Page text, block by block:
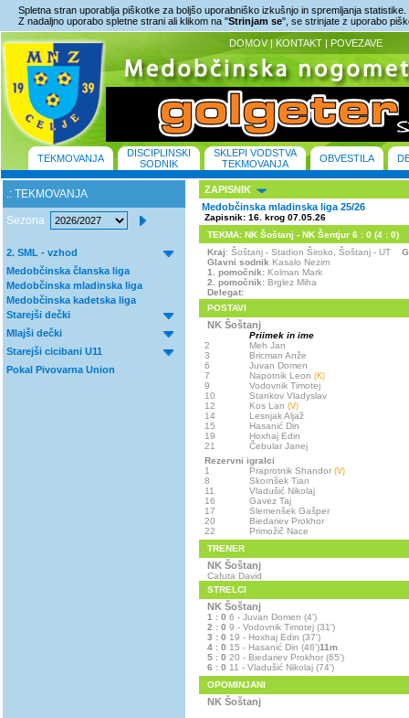
Spletna stran uporablja piškotke za boljšo uporabniško izkušnjo in spremljanja statistike.
Z nadaljno uporabo spletne strani ali klikom na "Strinjam se", se strinjate z uporabo
DOMOV | KONTAKT | POVEZAVE
TEKMOVANJA
DISCIPLINSKI
SODNIK
SKLEPI VODSTVA
TEKMOVANJA
OBVESTILA
.: TEKMOVANJA
Sezona
2. SML - vzhod
Medobčinska članska liga
Medobčinska mladinska liga
Medobčinska kadetska liga
Starejši dečki
Mlajši dečki
Starejši cicibani U11
Pokal Pivovarna Union
ZAPISNIK
Medobčinska mladinska liga 25/26
Zapisnik: 16. krog 07.05.26
TEKMA: NK Šoštanj - NK Šentjur 6 : 0 (4 : 0)
Kraj: Šoštanj - Stadion Široko, Šoštanj - UT
Glavni sodnik Kasalo Nezim
1. pomočnik: Kolman Mark
2. pomočnik: Brglez Miha
Delegat:
POSTAVI
NK Šoštanj
Priimek in ime
2
Meh Jan
3
Bricman Anže
6
Juvan Domen
7
Napotnik Leon (K)
9
Vodovnik Timotej
10
Stankov Vladyslav
12
Kos Lan (V)
14
Lesnjak Aljaž
15
Hasanić Din
19
Hoxhaj Edin
21
Čebular Janej
Rezervni igralci
1
Praprotnik Shandor (V)
8
Skornšek Tian
11
Vladušić Nikolaj
16
Gavez Taj
17
Slemenšek Gašper
20
Biedariev Prokhor
22
Primožič Nace
TRENER
NK Šoštanj
Cafuta David
STRELCI
NK Šoštanj
1 : 0 6 - Juvan Domen (4')
2 : 0 9 - Vodovnik Timotej (31')
3 : 0 19 - Hoxhaj Edin (37')
4 : 0 15 - Hasanić Din (46')11m
5 : 0 20 - Biedariev Prokhor (65')
6 : 0 11 - Vladušić Nikolaj (74')
OPOMINJANI
NK Šoštanj